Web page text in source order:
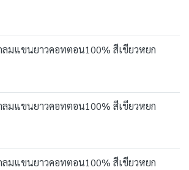
ลมแขนยาวคอทตอน100% สีเขียวหยก
ลมแขนยาวคอทตอน100% สีเขียวหยก
ลมแขนยาวคอทตอน100% สีเขียวหยก